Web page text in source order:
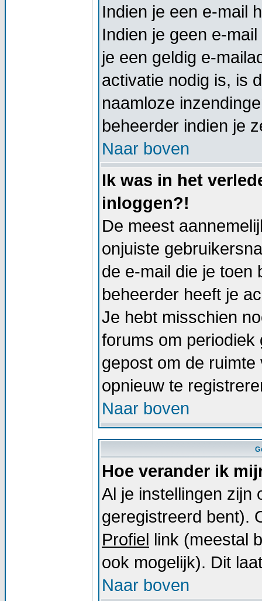
Indien je een e-mail
Indien je geen e-
je een geldig e-
activatie nodig is, is
naamloze
beheerder indien je
Naar boven
Ik was in het
inloggen?!
De meest
onjuiste
de e-mail die je toen
beheerder heeft je
Je hebt misschien
forums om periodiek
gepost om de
opnieuw te
Naar boven
Hoe verander ik
Al je instellingen zijn
geregistreerd bent).
Profiel link (meestal
ook mogelijk). Dit
Naar boven